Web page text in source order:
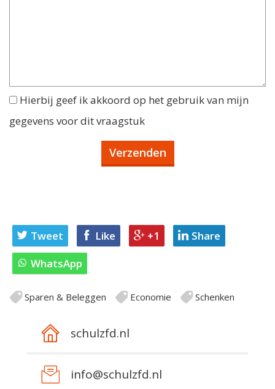
Hierbij geef ik akkoord op het gebruik van mijn
gegevens voor dit vraagstuk
Tweet Like +1
Share
WhatsApp
Sparen & Beleggen Economie Schenken
schulzfd.nl
info@schulzfd.nl